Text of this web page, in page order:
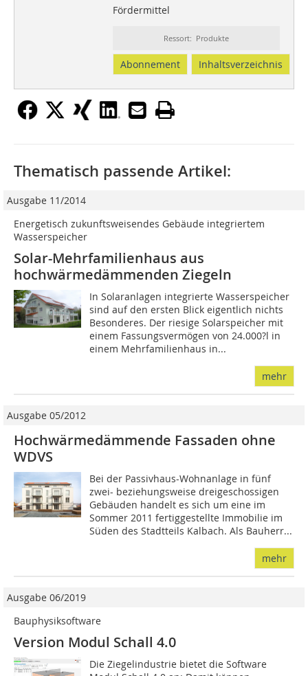
Fördermittel
Ressort: Produkte
Abonnement Inhaltsverzeichnis
Thematisch passende Artikel:
Ausgabe 11/2014
Energetisch zukunftsweisendes Gebäude integriertem
Wasserspeicher
Solar-Mehrfamilienhaus aus
hochwärmedämmenden Ziegeln
In Solaranlagen integrierte Wasserspeicher
sind auf den ersten Blick eigentlich nichts
Besonderes. Der riesige Solarspeicher mit
einem Fassungsvermögen von 24.000?l in
einem Mehrfamilienhaus in...
mehr
Ausgabe 05/2012
Hochwärmedämmende Fassaden ohne
WDVS
Bei der Passivhaus-Wohnanlage in fünf
zwei- beziehungsweise dreigeschossigen
Gebäuden handelt es sich um eine im
Sommer 2011 fertiggestellte Immobilie im
Süden des Stadtteils Kalbach. Als Bauherr...
mehr
Ausgabe 06/2019
Bauphysiksoftware
Version Modul Schall 4.0
Die Ziegelindustrie bietet die Software